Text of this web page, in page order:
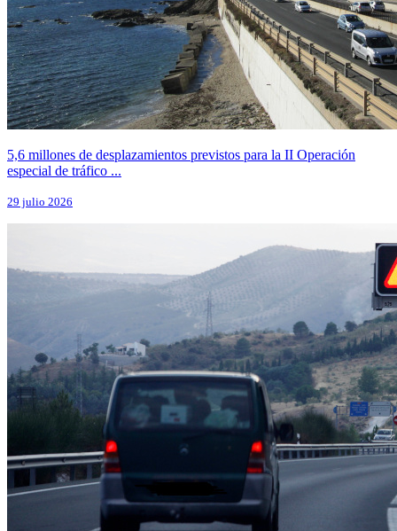
5,6 millones de desplazamientos previstos para la II Operación
especial de tráfico ...
29 julio 2026